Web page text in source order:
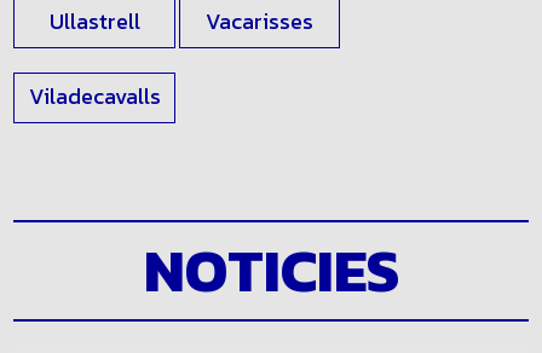
Ullastrell Vacarisses
Viladecavalls
NOTICIES